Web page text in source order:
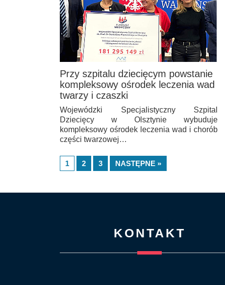
Przy szpitalu dziecięcym powstanie
kompleksowy ośrodek leczenia wad
twarzy i czaszki
Wojewódzki Specjalistyczny Szpital
Dziecięcy w Olsztynie wybuduje
kompleksowy ośrodek leczenia wad i chorób
części twarzowej…
1 2 3 NASTĘPNE »
KONTAKT